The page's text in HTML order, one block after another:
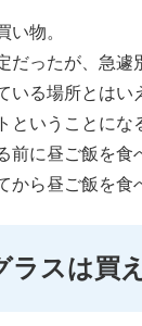
い物。
だったが、急遽
いる場所とはい
ということにな
前に昼ご飯を
から昼ご飯を食
ラスは買